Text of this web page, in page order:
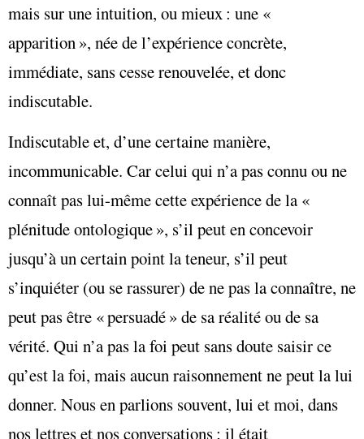
mais sur une intuition, ou mieux : une «
apparition », née de l’expérience concrète,
immédiate, sans cesse renouvelée, et donc
indiscutable.
Indiscutable et, d’une certaine manière,
incommunicable. Car celui qui n’a pas connu ou ne
connaît pas lui-même cette expérience de la «
plénitude ontologique », s’il peut en concevoir
jusqu’à un certain point la teneur, s’il peut
s’inquiéter (ou se rassurer) de ne pas la connaître, ne
peut pas être « persuadé » de sa réalité ou de sa
vérité. Qui n’a pas la foi peut sans doute saisir ce
qu’est la foi, mais aucun raisonnement ne peut la lui
donner. Nous en parlions souvent, lui et moi, dans
nos lettres et nos conversations ; il était